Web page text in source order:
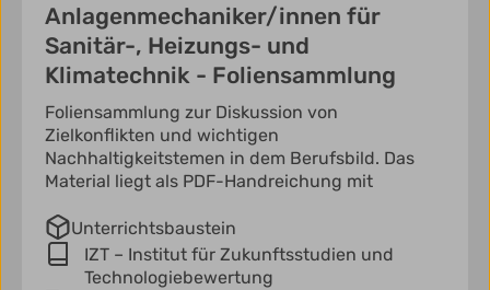
Anlagenmechaniker/innen für
Sanitär-, Heizungs- und
Klimatechnik - Foliensammlung
Foliensammlung zur Diskussion von
Zielkonflikten und wichtigen
Nachhaltigkeitstemen in dem Berufsbild. Das
Material liegt als PDF-Handreichung mit
Unterrichtsbaustein
IZT – Institut für Zukunftsstudien und
Technologiebewertung